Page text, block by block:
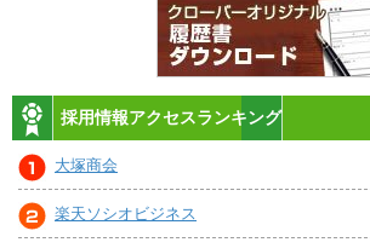
採用情報アクセスランキング
大塚商会
楽天ソシオビジネス